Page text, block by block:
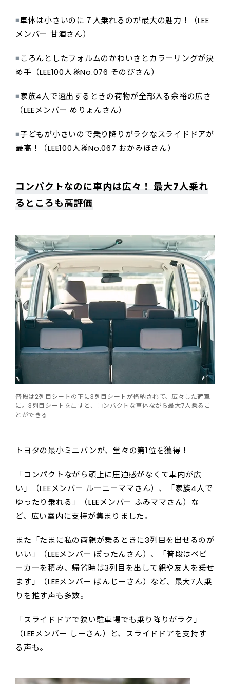
◾️車体は小さいのに７人乗れるのが最大の魅力！（LEE
メンバー 甘酒さん）
◾️ころんとしたフォルムのかわいさとカラーリングが決
め手（LEE100人隊No.076 そのぴさん）
◾️家族4人で遠出するときの荷物が全部入る余裕の広さ
（LEEメンバー めりょんさん）
◾️子どもが小さいので乗り降りがラクなスライドドアが
最高！（LEE100人隊No.067 おかみほさん）
コンパクトなのに車内は広々！ 最大7人乗れ
るところも高評価
普段は2列目シートの下に3列目シートが格納されて、広々した荷室
に。3列目シートを出すと、コンパクトな車体ながら最大7人乗るこ
とができる
トヨタの最小ミニバンが、堂々の第1位を獲得！
「コンパクトながら頭上に圧迫感がなくて車内が広
い」（LEEメンバー ルーニーママさん）、「家族4人で
ゆったり乗れる」（LEEメンバー ふみママさん）な
ど、広い室内に支持が集まりました。
また「たまに私の両親が乗るときに3列目を出せるのが
いい」（LEEメンバー ぽったんさん）、「普段はベビ
ーカーを積み、帰省時は3列目を出して親や友人を乗せ
ます」（LEEメンバー ぱんじーさん）など、最大7人乗
りを推す声も多数。
「スライドドアで狭い駐車場でも乗り降りがラク」
（LEEメンバー しーさん）と、スライドドアを支持す
る声も。